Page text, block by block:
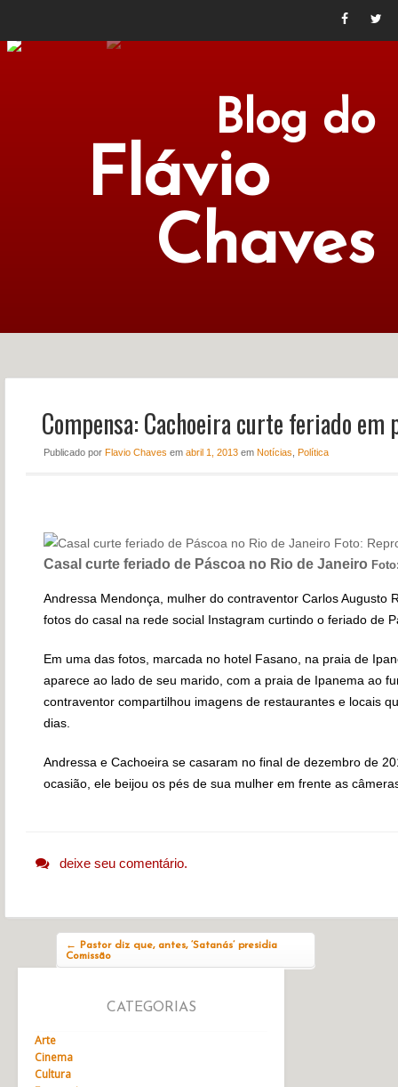
Blog do
Flávio
Chaves
NOTÍCIAS PERFIL
CONTATO
Compensa: Cachoeira curte feriado em
Publicado por Flavio Chaves em abril 1, 2013em Notícias Política
Casal curte feriado de Páscoa no Rio de Janeiro
Andressa Mendonça, mulher do contraventor Carlos Augusto
fotos do casal na rede social Instagram curtindo o feriado de
Em uma das fotos, marcada no hotel Fasano, na praia de
aparece ao lado de seu marido, com a praia de Ipanema ao
contraventor compartilhou imagens de restaurantes e locais
dias.
Andressa e Cachoeira se casaram no final de dezembro de
ocasião, ele beijou os pés de sua mulher em frente as
deixe seu comentário.
←
Pastor diz que, antes, ‘Satanás’ presidia
Comissão
CATEGORIAS
Arte
Cinema
Cultura